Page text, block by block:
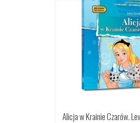
Alicja w Krainie Czarów.